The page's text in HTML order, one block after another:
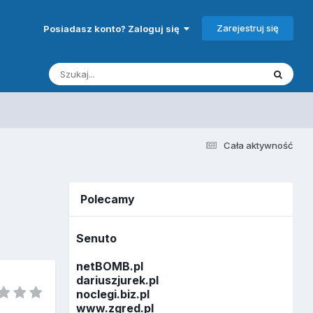
Posiadasz konto? Zaloguj się Zarejestruj się
Cała aktywność
Polecamy
Senuto
netBOMB.pl
dariuszjurek.pl
noclegi.biz.pl
www.zgred.pl